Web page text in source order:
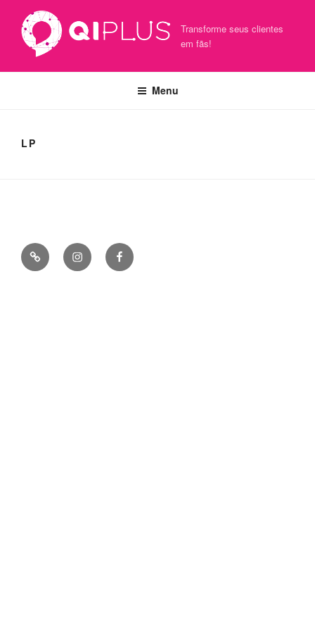
Transforme seus clientes
em fãs!
Menu
LP